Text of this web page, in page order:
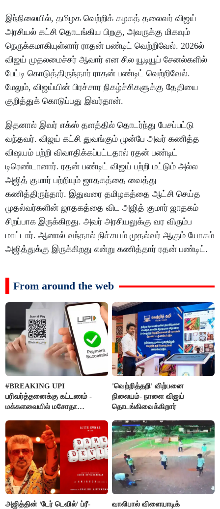
இந்நிலையில், தமிழக வெற்றிக் கழகத் தலைவர் விஜய்
அரசியல் கட்சி தொடங்கிய பிறகு, அவருக்கு மிகவும்
நெருக்கமாகியுள்ளார் ராதன் பண்டிட் வெற்றிவேல். 2026ல்
விஜய் முதலமைச்சர் ஆவார் என சில யூடியூப் சேனல்களில்
பேட்டி கொடுத்திருந்தார் ராதன் பண்டிட் வெற்றிவேல்.
மேலும், விஜய்யின் பிரச்சார நிகழ்ச்சிகளுக்கு தேதியை
குறித்துக் கொடுப்பது இவர்தான்.
இதனால் இவர் எக்ஸ் தளத்தில் தொடர்ந்து பேசப்பட்டு
வந்தவர். விஜய் கட்சி துவங்கும் முன்பே அவர் கணித்த
விஷயம் பற்றி விவாதிக்கப்பட்டதால் ரதன் பண்டிட்
டிரெண்டானார். ரதன் பண்டிட் விஜய் பற்றி மட்டும் அல்ல
அஜித் குமார் பற்றியும் ஜாதகத்தை வைத்து
கணித்திருந்தார். இதுவரை தமிழகத்தை ஆட்சி செய்த
முதல்வர்களின் ஜாதகத்தை விட அஜித் குமார் ஜாதகம்
சிறப்பாக இருக்கிறது. அவர் அரசியலுக்கு வர விரும்ப
மாட்டார். ஆனால் வந்தால் நிச்சயம் முதல்வர் ஆகும் யோகம்
அஜித்துக்கு இருக்கிறது என்று கணித்தார் ரதன் பண்டிட்.
From around the web
#BREAKING UPI
பரிவர்த்தனைக்கு கட்டணம் -
மக்களவையில் மசோதா
'வெற்றித்தறி' விற்பனை
நிலையம்- நாளை விஜய்
தொடங்கிவைக்கிறார்
அஜித்தின் 'டேர் டெவில்' ப்ரீ-
வாலிபால் விளையாடிக்